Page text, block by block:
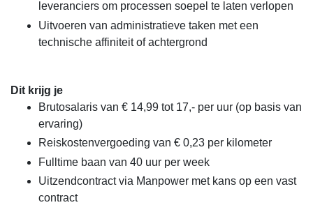
leveranciers om processen soepel te laten verlopen
Uitvoeren van administratieve taken met een
technische affiniteit of achtergrond
Dit krijg je
Brutosalaris van € 14,99 tot 17,- per uur (op basis van
ervaring)
Reiskostenvergoeding van € 0,23 per kilometer
Fulltime baan van 40 uur per week
Uitzendcontract via Manpower met kans op een vast
contract